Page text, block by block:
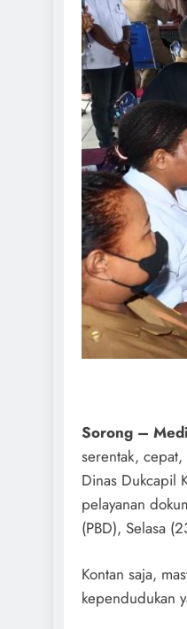
Sorong –
serentak,
Dinas Dukcapil
pelayanan
(PBD), Selasa
Kontan saja,
kependudukan